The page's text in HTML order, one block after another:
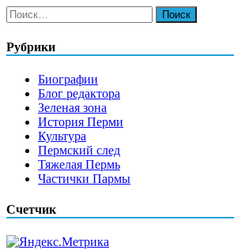
Найти:
Рубрики
Биографии
Блог редактора
Зеленая зона
История Перми
Культура
Пермский след
Тяжелая Пермь
Частички Пармы
Счетчик